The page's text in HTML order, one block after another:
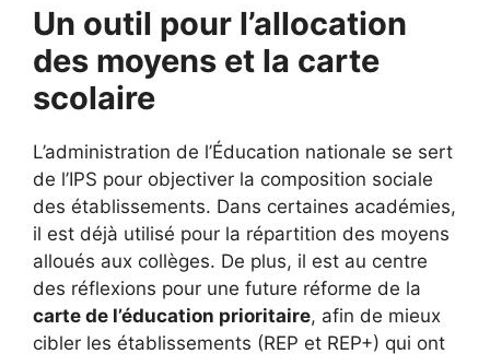
Un outil pour l’allocation
des moyens et la carte
scolaire
L’administration de l’Éducation nationale se sert
de l’IPS pour objectiver la composition sociale
des établissements. Dans certaines académies,
il est déjà utilisé pour la répartition des moyens
alloués aux collèges. De plus, il est au centre
des réflexions pour une future réforme de la
carte de l’éducation prioritaire, afin de mieux
cibler les établissements (REP et REP+) qui ont